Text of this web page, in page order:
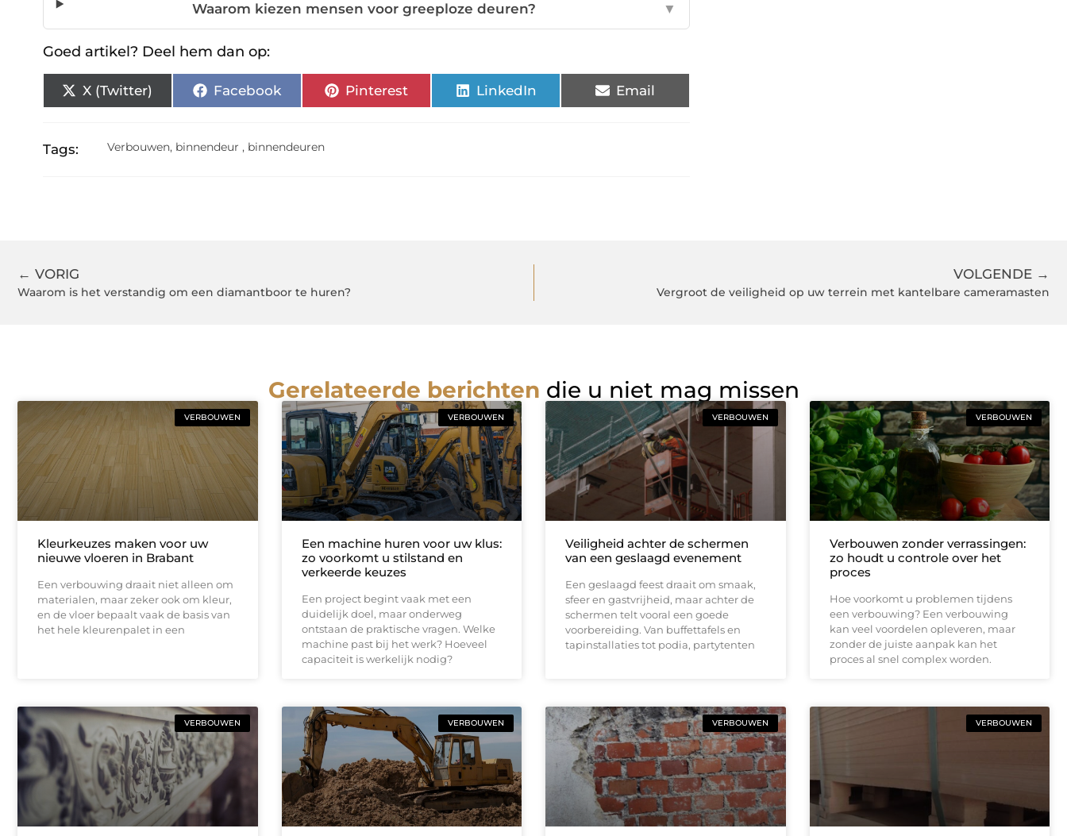
Waarom kiezen mensen voor greeploze deuren? ▼
Goed artikel? Deel hem dan op:
X (Twitter) Facebook Pinterest LinkedIn Email
Tags: Verbouwen, binnendeur , binnendeuren
← VORIG
Waarom is het verstandig om een diamantboor te huren?
VOLGENDE →
Vergroot de veiligheid op uw terrein met kantelbare cameramasten
Gerelateerde berichten die u niet mag missen
VERBOUWEN
Kleurkeuzes maken voor uw
nieuwe vloeren in Brabant
Een verbouwing draait niet alleen om
materialen, maar zeker ook om kleur,
en de vloer bepaalt vaak de basis van
het hele kleurenpalet in een
VERBOUWEN
Een machine huren voor uw klus:
zo voorkomt u stilstand en
verkeerde keuzes
Een project begint vaak met een
duidelijk doel, maar onderweg
ontstaan de praktische vragen. Welke
machine past bij het werk? Hoeveel
capaciteit is werkelijk nodig?
VERBOUWEN
Veiligheid achter de schermen
van een geslaagd evenement
Een geslaagd feest draait om smaak,
sfeer en gastvrijheid, maar achter de
schermen telt vooral een goede
voorbereiding. Van buffettafels en
tapinstallaties tot podia, partytenten
VERBOUWEN
Verbouwen zonder verrassingen:
zo houdt u controle over het
proces
Hoe voorkomt u problemen tijdens
een verbouwing? Een verbouwing
kan veel voordelen opleveren, maar
zonder de juiste aanpak kan het
proces al snel complex worden.
VERBOUWEN VERBOUWEN VERBOUWEN VERBOUWEN